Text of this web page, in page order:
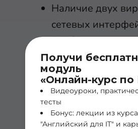
Получи
модуль
«Онлайн-курс по
Видеоуроки,
тесты
Бонус: лекции из курса
"Английский для IT" и
Наличие двух
сетевых
(vNIC) на
машине поможет
проблемы с
интерфейсной
физической
Чтобы найти